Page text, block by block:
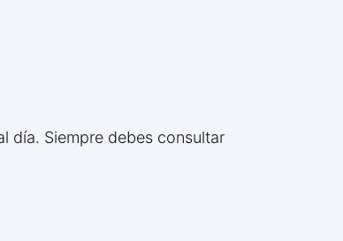
día. Siempre debes consultar